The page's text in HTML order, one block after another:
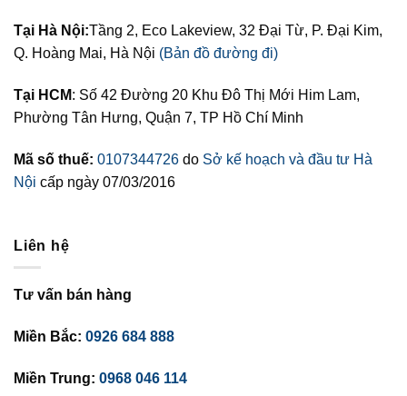
Tại Hà Nội:Tầng 2, Eco Lakeview, 32 Đại Từ, P. Đại Kim,
Q. Hoàng Mai, Hà Nội (Bản đồ đường đi)
Tại HCM: Số 42 Đường 20 Khu Đô Thị Mới Him Lam,
Phường Tân Hưng, Quận 7, TP Hồ Chí Minh
Mã số thuế: 0107344726 do Sở kế hoạch và đầu tư Hà
Nội cấp ngày 07/03/2016
Liên hệ
Tư vấn bán hàng
Miền Bắc: 0926 684 888
Miền Trung: 0968 046 114